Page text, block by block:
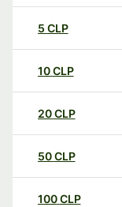
5 CLP
10CLP
20CLP
50CLP
100CLP